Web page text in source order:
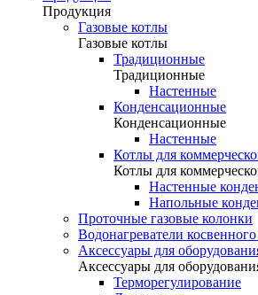
Продукция
Газовые котлы
Газовые котлы
Традиционные
Традиционные
Настенные
Конденсационные
Конденсационные
Настенные
Котлы для
Котлы для
Настенные
Напольные
Проточные газовые колонки
Водонагреватели косвенного
Аксессуары для
Аксессуары для
Терморегулирование